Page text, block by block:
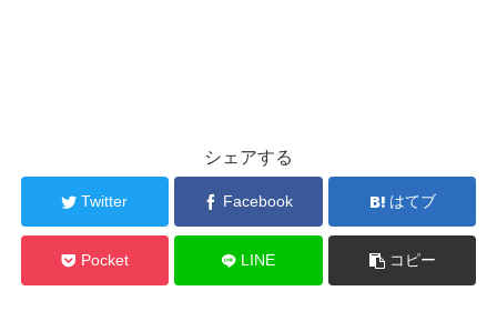
シェアする
Twitter Facebook はてブ
Pocket LINE コピー